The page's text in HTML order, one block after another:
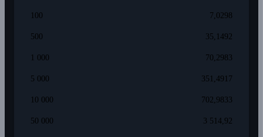
100 7,0298
500 35,1492
1 000 70,2983
5 000 351,4917
10 000 702,9833
50 000 3 514,92